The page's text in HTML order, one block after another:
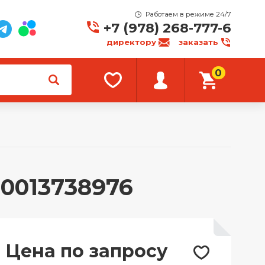
Работаем в режиме 24/7
+7 (978) 268-777-6
директору заказать
0
Цена по запросу